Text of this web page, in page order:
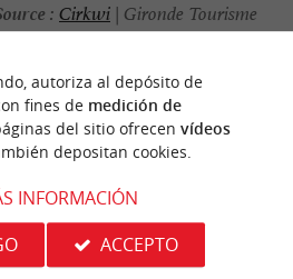
: Cirkwi | Gironde Tourisme
ALREDEDOR
Alojamiento
autoriza al depósito de
fines de medición de
del sitio ofrecen vídeos
depositan cookies.
INFORMACIÓN
ACCEPTO